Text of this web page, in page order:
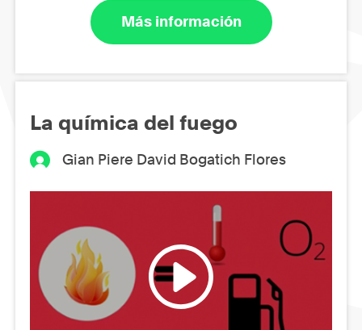
Más información
La química del fuego
Gian Piere David Bogatich Flores